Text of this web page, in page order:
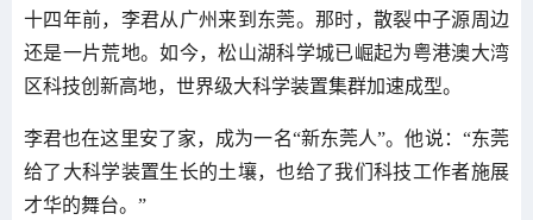
十四年前，李君从广州来到东莞。那时，散裂中子源周边
还是一片荒地。如今，松山湖科学城已崛起为粤港澳大湾
区科技创新高地，世界级大科学装置集群加速成型。
李君也在这里安了家，成为一名“新东莞人”。他说：“东莞
给了大科学装置生长的土壤，也给了我们科技工作者施展
才华的舞台。”